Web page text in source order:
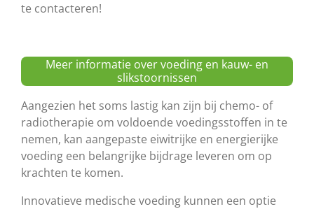
te contacteren!
Meer informatie over voeding en kauw- en
slikstoornissen
Aangezien het soms lastig kan zijn bij chemo- of
radiotherapie om voldoende voedingsstoffen in te
nemen, kan aangepaste eiwitrijke en energierijke
voeding een belangrijke bijdrage leveren om op
krachten te komen.
Innovatieve medische voeding kunnen een optie